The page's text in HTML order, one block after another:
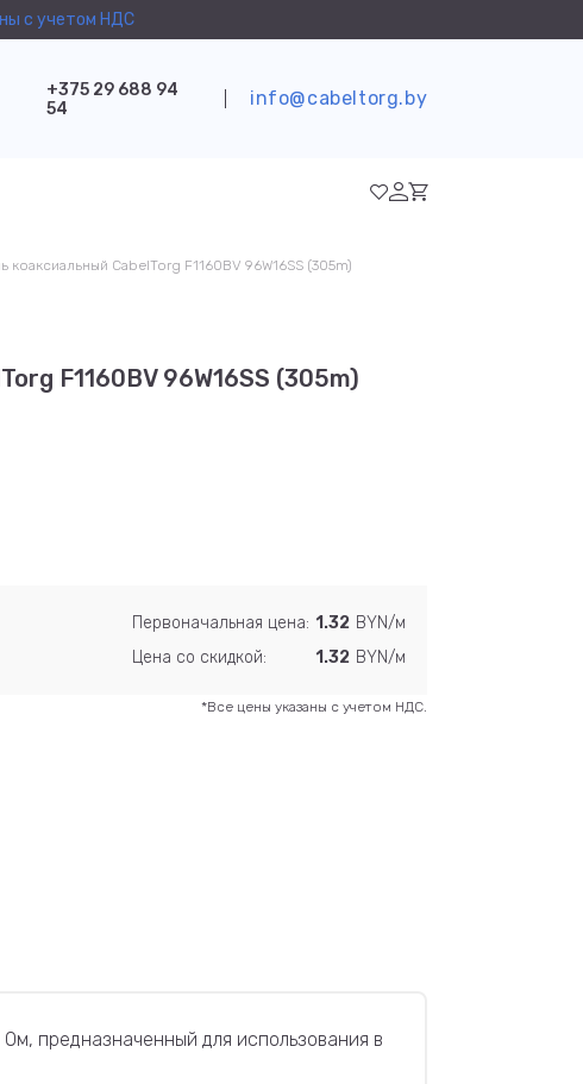
с учетом НДС
+375 29 688 94
54
info@cabeltorg.by
коаксиальный CabelTorg F1160BV 96W16SS (305m)
F1160BV 96W16SS (305m)
Первоначальная цена: 1.32 BYN/м
Цена со скидкой:
1.32 BYN/м
*Все цены указаны с учетом НДС.
предназначенный для использования в